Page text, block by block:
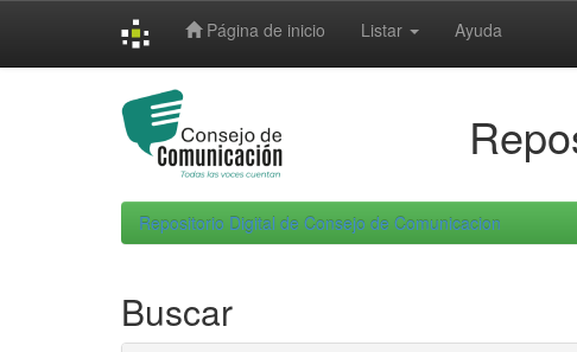
Página de inicio Listar Ayuda
Repositorio Digital de Consejo de Comunicacion
Buscar